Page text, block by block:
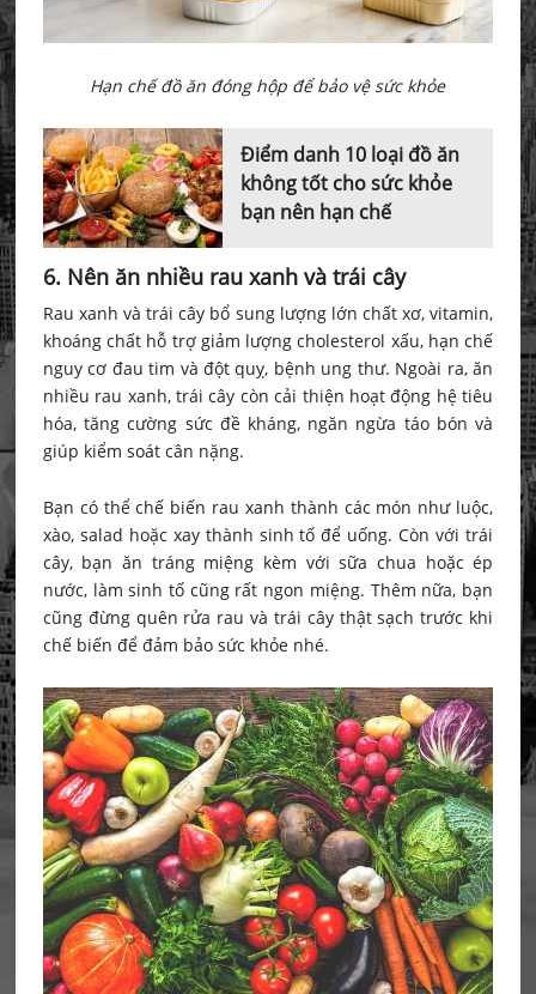
Hạn chế đồ ăn đóng hộp để bảo vệ sức khỏe
Điểm danh 10 loại đồ ăn
không tốt cho sức khỏe
bạn nên hạn chế
6. Nên ăn nhiều rau xanh và trái cây
Rau xanh và trái cây bổ sung lượng lớn chất xơ, vitamin,
khoáng chất hỗ trợ giảm lượng cholesterol xấu, hạn chế
nguy cơ đau tim và đột quỵ, bệnh ung thư. Ngoài ra, ăn
nhiều rau xanh, trái cây còn cải thiện hoạt động hệ tiêu
hóa, tăng cường sức đề kháng, ngăn ngừa táo bón và
giúp kiểm soát cân nặng.
Bạn có thể chế biến rau xanh thành các món như luộc,
xào, salad hoặc xay thành sinh tố để uống. Còn với trái
cây, bạn ăn tráng miệng kèm với sữa chua hoặc ép
nước, làm sinh tố cũng rất ngon miệng. Thêm nữa, bạn
cũng đừng quên rửa rau và trái cây thật sạch trước khi
chế biến để đảm bảo sức khỏe nhé.